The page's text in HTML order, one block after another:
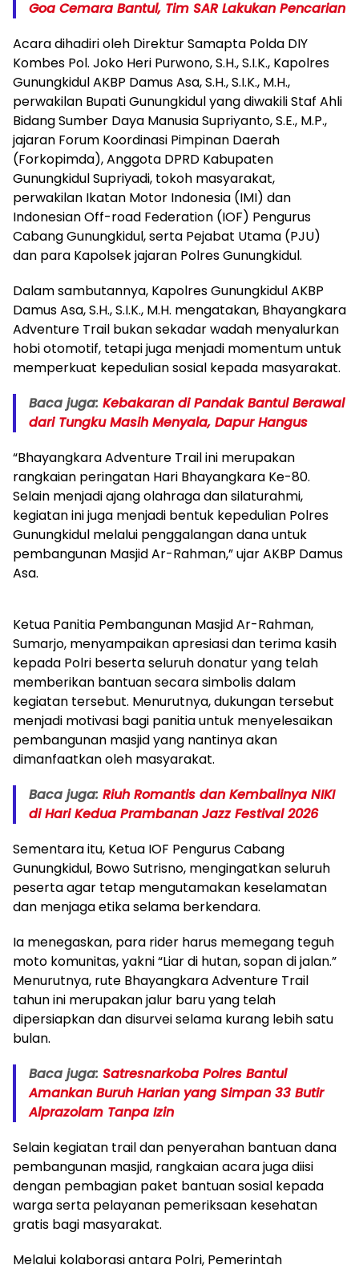
Goa Cemara Bantul, Tim SAR Lakukan Pencarian
Acara dihadiri oleh Direktur Samapta Polda DIY
Kombes Pol. Joko Heri Purwono, S.H., S.I.K., Kapolres
Gunungkidul AKBP Damus Asa, S.H., S.I.K., M.H.,
perwakilan Bupati Gunungkidul yang diwakili Staf Ahli
Bidang Sumber Daya Manusia Supriyanto, S.E., M.P.,
jajaran Forum Koordinasi Pimpinan Daerah
(Forkopimda), Anggota DPRD Kabupaten
Gunungkidul Supriyadi, tokoh masyarakat,
perwakilan Ikatan Motor Indonesia (IMI) dan
Indonesian Off-road Federation (IOF) Pengurus
Cabang Gunungkidul, serta Pejabat Utama (PJU)
dan para Kapolsek jajaran Polres Gunungkidul.
Dalam sambutannya, Kapolres Gunungkidul AKBP
Damus Asa, S.H., S.I.K., M.H. mengatakan, Bhayangkara
Adventure Trail bukan sekadar wadah menyalurkan
hobi otomotif, tetapi juga menjadi momentum untuk
memperkuat kepedulian sosial kepada masyarakat.
Baca juga: Kebakaran di Pandak Bantul Berawal
dari Tungku Masih Menyala, Dapur Hangus
“Bhayangkara Adventure Trail ini merupakan
rangkaian peringatan Hari Bhayangkara Ke-80.
Selain menjadi ajang olahraga dan silaturahmi,
kegiatan ini juga menjadi bentuk kepedulian Polres
Gunungkidul melalui penggalangan dana untuk
pembangunan Masjid Ar-Rahman,” ujar AKBP Damus
Asa.
Ketua Panitia Pembangunan Masjid Ar-Rahman,
Sumarjo, menyampaikan apresiasi dan terima kasih
kepada Polri beserta seluruh donatur yang telah
memberikan bantuan secara simbolis dalam
kegiatan tersebut. Menurutnya, dukungan tersebut
menjadi motivasi bagi panitia untuk menyelesaikan
pembangunan masjid yang nantinya akan
dimanfaatkan oleh masyarakat.
Baca juga: Riuh Romantis dan Kembalinya NIKI
di Hari Kedua Prambanan Jazz Festival 2026
Sementara itu, Ketua IOF Pengurus Cabang
Gunungkidul, Bowo Sutrisno, mengingatkan seluruh
peserta agar tetap mengutamakan keselamatan
dan menjaga etika selama berkendara.
Ia menegaskan, para rider harus memegang teguh
moto komunitas, yakni “Liar di hutan, sopan di jalan.”
Menurutnya, rute Bhayangkara Adventure Trail
tahun ini merupakan jalur baru yang telah
dipersiapkan dan disurvei selama kurang lebih satu
bulan.
Baca juga: Satresnarkoba Polres Bantul
Amankan Buruh Harian yang Simpan 33 Butir
Alprazolam Tanpa Izin
Selain kegiatan trail dan penyerahan bantuan dana
pembangunan masjid, rangkaian acara juga diisi
dengan pembagian paket bantuan sosial kepada
warga serta pelayanan pemeriksaan kesehatan
gratis bagi masyarakat.
Melalui kolaborasi antara Polri, Pemerintah